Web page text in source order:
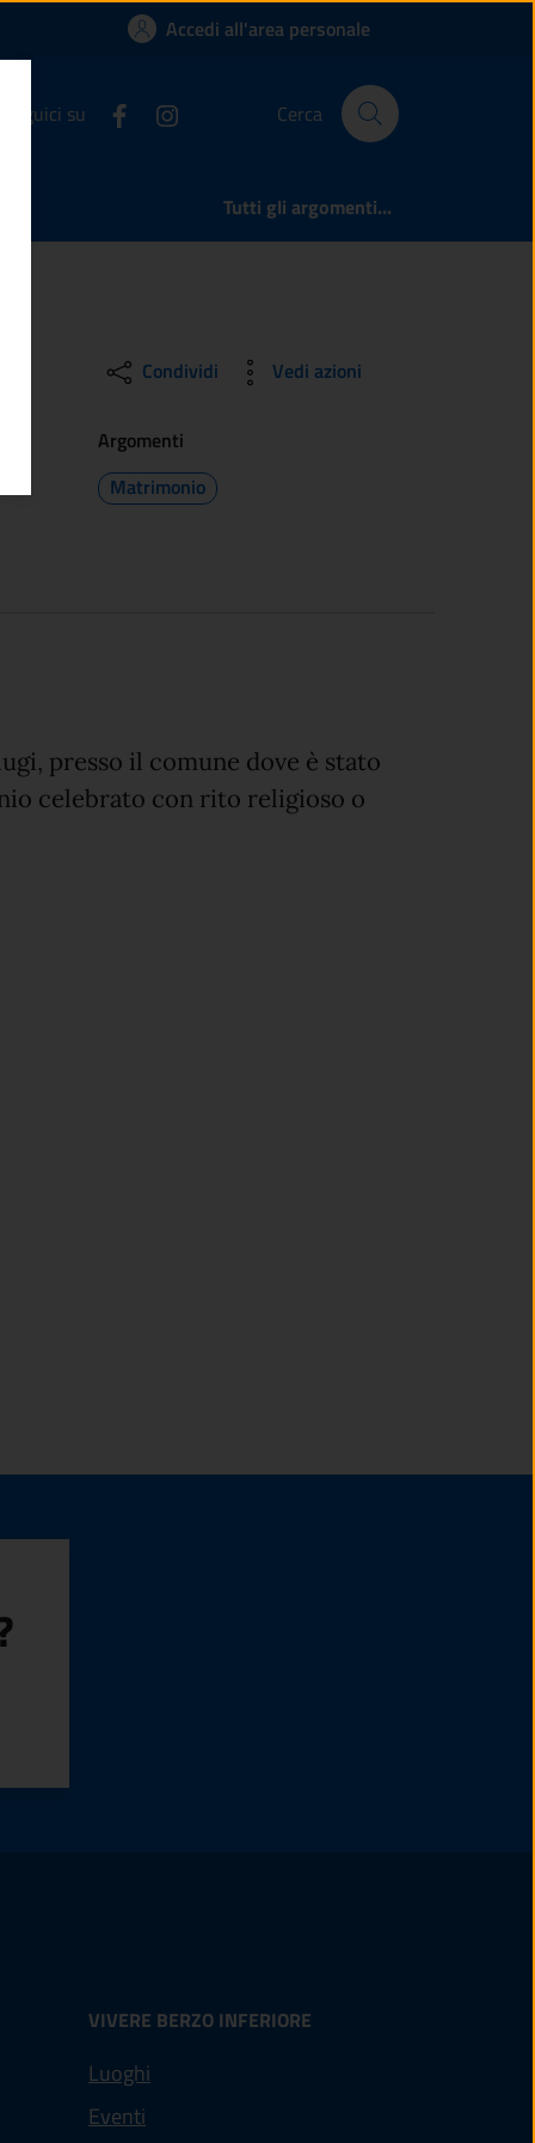
la richiesta di
Accedi all'area personale
Seguici su Cerca
Tutti gli argomenti...
Condividi Vedi azioni
Argomenti
Matrimonio
presso il comune dove è stato
celebrato con rito religioso o
VIVERE BERZO INFERIORE
Luoghi
Eventi